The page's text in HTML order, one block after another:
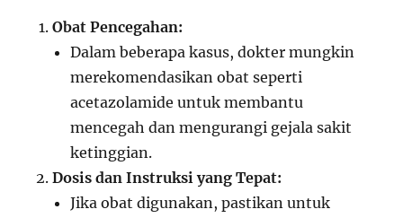
Obat Pencegahan:
Dalam beberapa kasus, dokter mungkin
merekomendasikan obat seperti
acetazolamide untuk membantu
mencegah dan mengurangi gejala sakit
ketinggian.
Dosis dan Instruksi yang Tepat:
Jika obat digunakan, pastikan untuk